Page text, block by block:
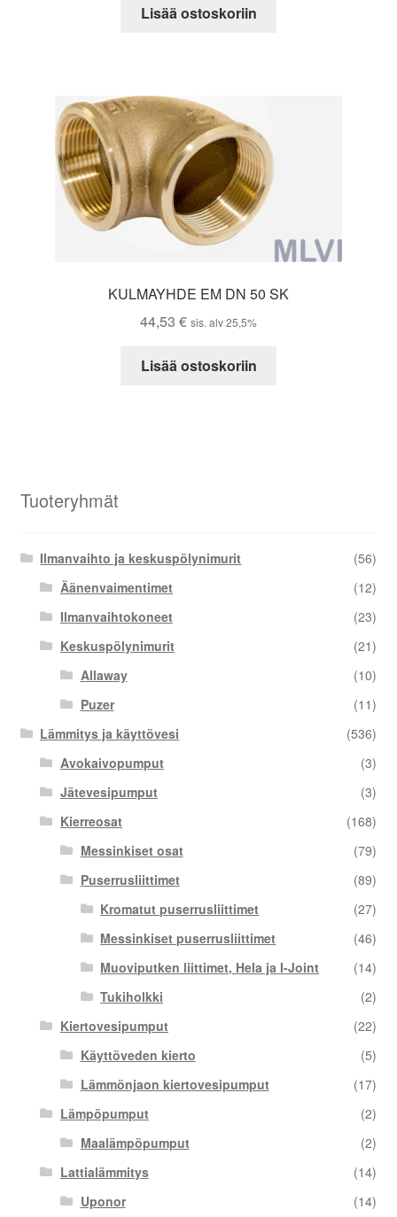
Lisää ostoskoriin
KULMAYHDE EM DN 50 SK
44,53 € sis. alv 25,5%
Lisää ostoskoriin
Tuoteryhmät
Ilmanvaihto ja keskuspölynimurit
(56)
Äänenvaimentimet
(12)
Ilmanvaihtokoneet
(23)
Keskuspölynimurit
(21)
Allaway
(10)
Puzer
(11)
Lämmitys ja käyttövesi
(536)
Avokaivopumput
(3)
Jätevesipumput
(3)
Kierreosat
(168)
Messinkiset osat
(79)
Puserrusliittimet
(89)
Kromatut puserrusliittimet
(27)
Messinkiset puserrusliittimet
(46)
Muoviputken liittimet, Hela ja I-Joint
(14)
Tukiholkki
(2)
Kiertovesipumput
(22)
Käyttöveden kierto
(5)
Lämmönjaon kiertovesipumput
(17)
Lämpöpumput
(2)
Maalämpöpumput
(2)
Lattialämmitys
(14)
Uponor
(14)